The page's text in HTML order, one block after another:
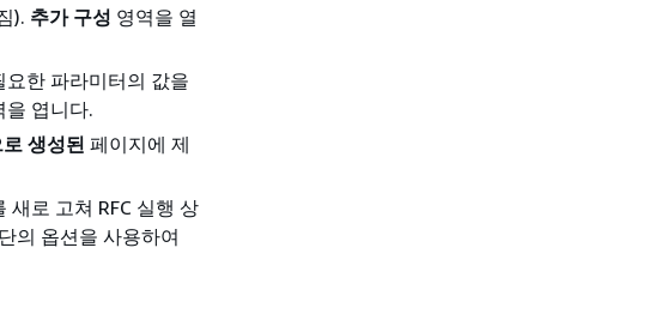
). 추가 구성 영역을 열
한 파라미터의 값을
을 엽니다.
생성된 페이지에 제
로 고쳐 RFC 실행 상
의 옵션을 사용하여